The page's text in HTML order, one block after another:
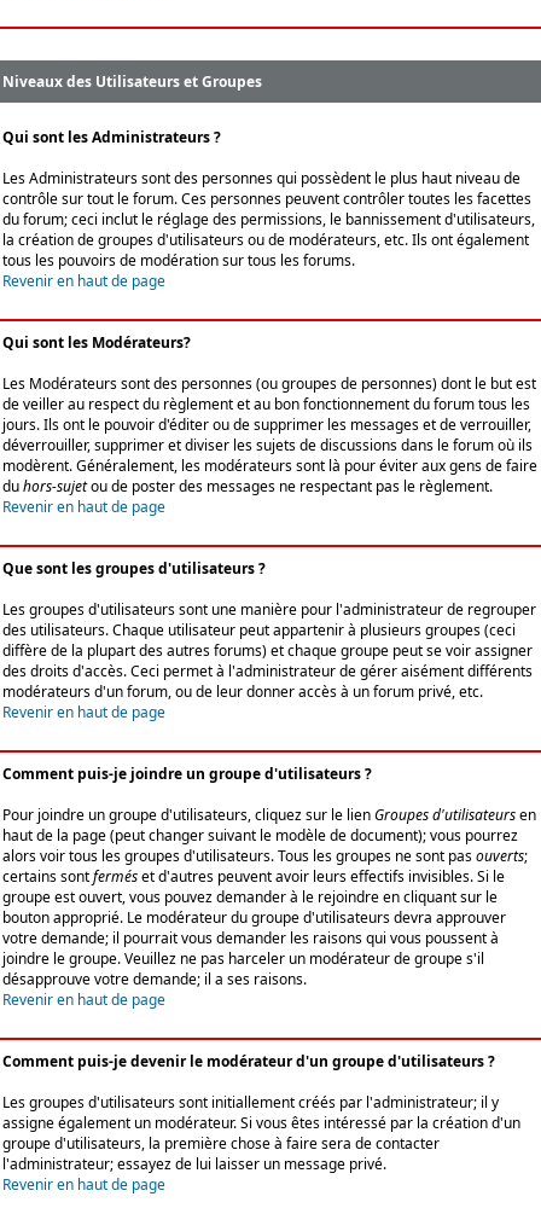
Niveaux des Utilisateurs et Groupes
Qui sont les Administrateurs ?
Les Administrateurs sont des personnes qui possèdent le plus haut niveau de
contrôle sur tout le forum. Ces personnes peuvent contrôler toutes les facettes
du forum; ceci inclut le réglage des permissions, le bannissement d'utilisateurs,
la création de groupes d'utilisateurs ou de modérateurs, etc. Ils ont également
tous les pouvoirs de modération sur tous les forums.
Revenir en haut de page
Qui sont les Modérateurs?
Les Modérateurs sont des personnes (ou groupes de personnes) dont le but est
de veiller au respect du règlement et au bon fonctionnement du forum tous les
jours. Ils ont le pouvoir d'éditer ou de supprimer les messages et de verrouiller,
déverrouiller, supprimer et diviser les sujets de discussions dans le forum où ils
modèrent. Généralement, les modérateurs sont là pour éviter aux gens de faire
duhors-sujetou de poster des messages ne respectant pas le règlement.
Revenir en haut de page
Que sont les groupes d'utilisateurs ?
Les groupes d'utilisateurs sont une manière pour l'administrateur de regrouper
des utilisateurs. Chaque utilisateur peut appartenir à plusieurs groupes (ceci
diffère de la plupart des autres forums) et chaque groupe peut se voir assigner
des droits d'accès. Ceci permet à l'administrateur de gérer aisément différents
modérateurs d'un forum, ou de leur donner accès à un forum privé, etc.
Revenir en haut de page
Comment puis-je joindre un groupe d'utilisateurs ?
Pour joindre un groupe d'utilisateurs, cliquez sur le lienGroupes d'utilisateursen
haut de la page (peut changer suivant le modèle de document); vous pourrez
alors voir tous les groupes d'utilisateurs. Tous les groupes ne sont pasouverts;
certains sontferméset d'autres peuvent avoir leurs effectifs invisibles. Si le
groupe est ouvert, vous pouvez demander à le rejoindre en cliquant sur le
bouton approprié. Le modérateur du groupe d'utilisateurs devra approuver
votre demande; il pourrait vous demander les raisons qui vous poussent à
joindre le groupe. Veuillez ne pas harceler un modérateur de groupe s'il
désapprouve votre demande; il a ses raisons.
Revenir en haut de page
Comment puis-je devenir le modérateur d'un groupe d'utilisateurs ?
Les groupes d'utilisateurs sont initiallement créés par l'administrateur; il y
assigne également un modérateur. Si vous êtes intéressé par la création d'un
groupe d'utilisateurs, la première chose à faire sera de contacter
l'administrateur; essayez de lui laisser un message privé.
Revenir en haut de page